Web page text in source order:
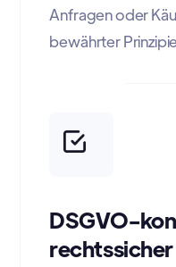
Anfragen oder
bewährter
DSGVO-
rechtssicher